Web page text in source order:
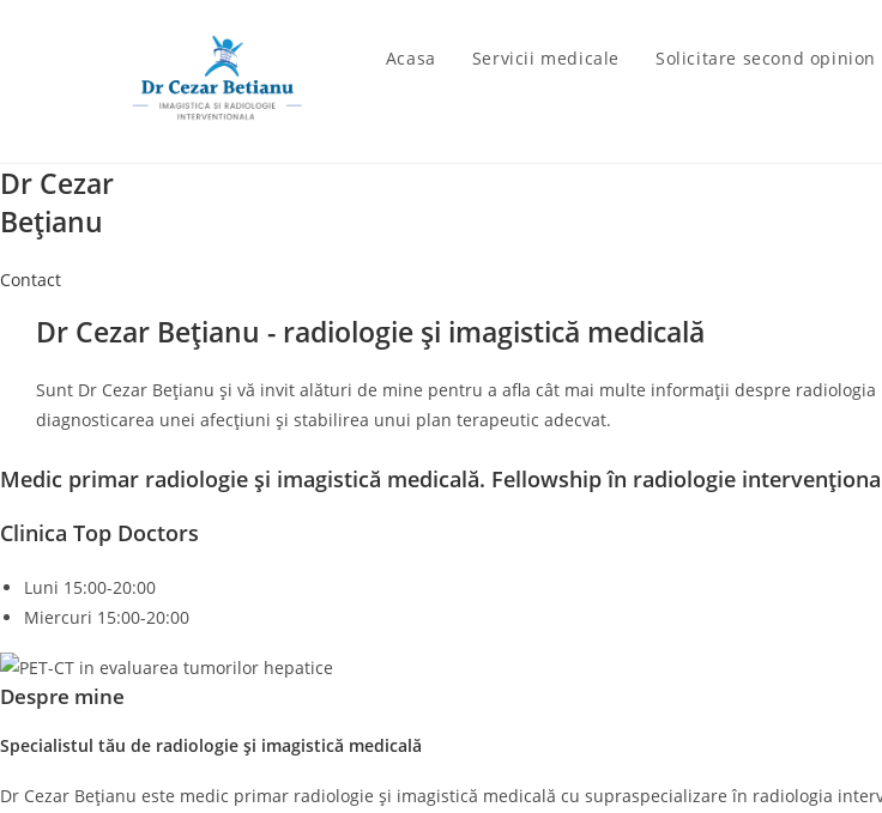
Acasa Servicii medicale Solicitare second opinion
Dr Cezar
Bețianu
Contact
Dr Cezar Bețianu - radiologie și imagistică medicală
Sunt Dr Cezar Bețianu și vă invit alături de mine pentru a afla cât mai multe informații despre
diagnosticarea unei afecțiuni și stabilirea unui plan terapeutic adecvat.
Medic primar radiologie și imagistică medicală. Fellowship în radiologie
Clinica Top Doctors
Luni 15:00-20:00
Miercuri 15:00-20:00
Despre mine
Specialistul tău de radiologie și imagistică medicală
Dr Cezar Bețianu este medic primar radiologie și imagistică medicală cu supraspecializare în radiologia